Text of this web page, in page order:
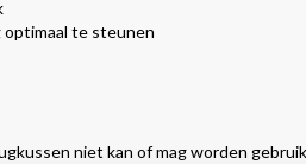
optimaal te steunen
niet kan of mag worden